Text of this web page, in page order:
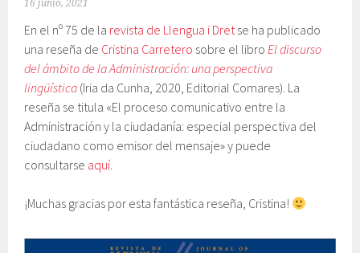
16 junio, 2021
En el nº 75 de la revista de Llengua i Dretse ha publicado
una reseña de Cristina Carretero sobre el libroEl discurso
del ámbito de la Administración: una perspectiva
lingüística (Iria da Cunha, 2020, Editorial Comares). La
reseña se titula «El proceso comunicativo entre la
Administración y la ciudadanía: especial perspectiva del
ciudadano como emisor del mensaje» y puede
consultarse aquí.
¡Muchas gracias por esta fantástica reseña, Cristina!